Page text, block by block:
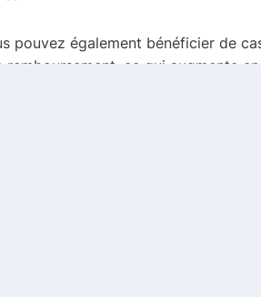
pouvez également bénéficier de
ce qui augmente